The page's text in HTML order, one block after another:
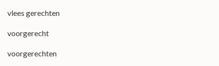
vlees gerechten
voorgerecht
voorgerechten